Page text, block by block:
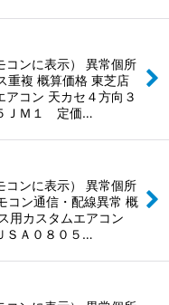
コンに表示） 異常個所
重複 概算価格 東芝店
コン 天カセ４方向３
ＪＭ１ 定価…
コンに表示） 異常個所
コン通信・配線異常 概
用カスタムエアコン
ＳＡ０８０５…